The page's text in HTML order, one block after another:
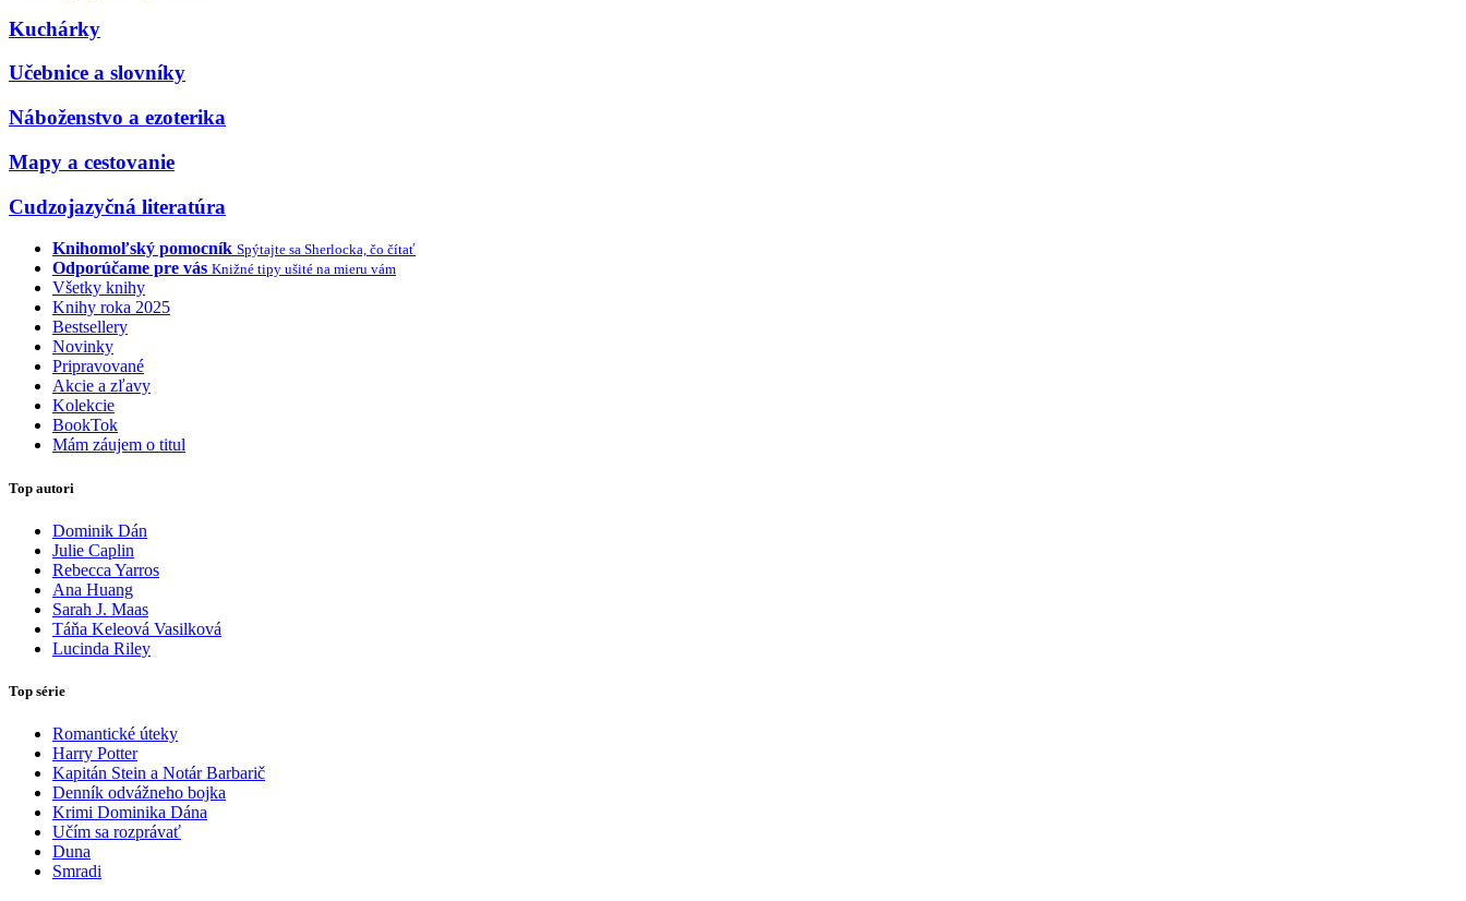
Kuchárky
Učebnice a slovníky
Náboženstvo a ezoterika
Mapy a cestovanie
Cudzojazyčná literatúra
Knihomoľský pomocník Spýtajte sa Sherlocka, čo čítať
Odporúčame pre vás Knižné tipy ušité na mieru vám
Všetky knihy
Knihy roka 2025
Bestsellery
Novinky
Pripravované
Akcie a zľavy
Kolekcie
BookTok
Mám záujem o titul
Top autori
Dominik Dán
Julie Caplin
Rebecca Yarros
Ana Huang
Sarah J. Maas
Táňa Keleová Vasilková
Lucinda Riley
Top série
Romantické úteky
Harry Potter
Kapitán Stein a Notár Barbarič
Denník odvážneho bojka
Krimi Dominika Dána
Učím sa rozprávať
Duna
Smradi